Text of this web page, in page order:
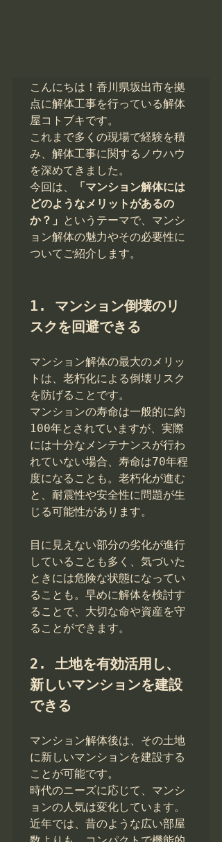
こんにちは！香川県坂出市を拠
点に解体工事を行っている解体
屋コトブキです。
これまで多くの現場で経験を積
み、解体工事に関するノウハウ
を深めてきました。
今回は、
「マンション解体には
どのようなメリットがあるの
か？」 というテーマで、マンシ
ョン解体の魅力やその必要性に
ついてご紹介します。
1. マンション倒壊のリ
スクを回避できる
マンション解体の最大のメリッ
トは、老朽化による倒壊リスク
を防げることです。
マンションの寿命は一般的に約
100年とされていますが、実際
には十分なメンテナンスが行わ
れていない場合、寿命は70年程
度になることも。老朽化が進む
と、耐震性や安全性に問題が生
じる可能性があります。
目に見えない部分の劣化が進行
していることも多く、気づいた
ときには危険な状態になってい
ることも。早めに解体を検討す
ることで、大切な命や資産を守
ることができます。
2. 土地を有効活用し、
新しいマンションを建設
できる
マンション解体後は、その土地
に新しいマンションを建設する
ことが可能です。
時代のニーズに応じて、マンシ
ョンの人気は変化しています。
近年では、昔のような広い部屋